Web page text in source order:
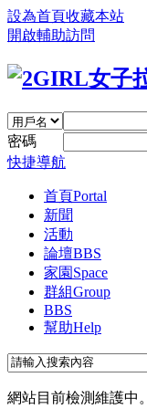
設為首頁收藏本站
開啟輔助訪問
密碼
快捷導航
首頁Portal
新聞
活動
論壇BBS
家園 Space
群組Group
BBS
幫助Help
網站目前檢測維護中。